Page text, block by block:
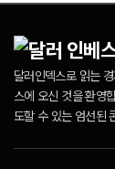
달러인덱스로 읽는
스에 오신 것을 환영
도할 수 있는 엄선된